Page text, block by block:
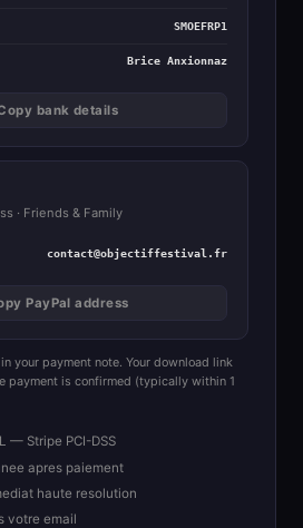
SMOEFRP1
Brice Anxionnaz
bank details
· Friends & Family
contact@objectiffestival.fr
PayPal address
your payment note. Your download link
payment is confirmed (typically within 1
— Stripe PCI-DSS
apres paiement
haute resolution
votre email